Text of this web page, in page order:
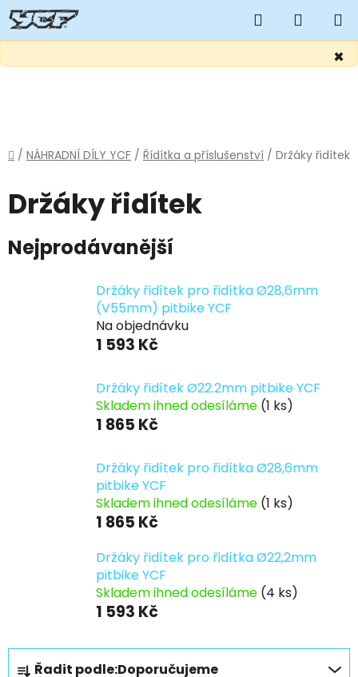
×
Hledat
KOŠÍK
Domů
/ NÁHRADNÍ DÍLY YCF / Řídítka a příslušenství / Držáky řidítek
Držáky řidítek
Nejprodávanější
Držáky řidítek pro řidítka Ø28,6mm
(V55mm) pitbike YCF
Na objednávku
1 593 Kč
Držáky řidítek Ø22.2mm pitbike YCF
Skladem ihned odesíláme (1 ks)
1 865 Kč
Držáky řidítek pro řidítka Ø28,6mm
pitbike YCF
Skladem ihned odesíláme (1 ks)
1 865 Kč
Držáky řidítek pro řidítka Ø22,2mm
pitbike YCF
Skladem ihned odesíláme (4 ks)
1 593 Kč
Ř Řadit podle:Doporučujeme